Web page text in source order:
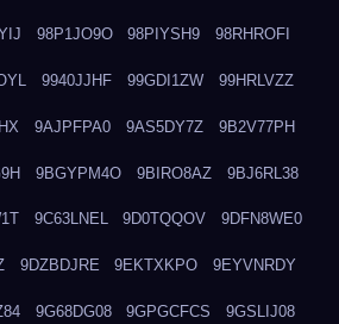
98P1JO9O 98PIYSH9 98RHROFI
9940JJHF 99GDI1ZW 99HRLVZZ
9AJPFPA0 9AS5DY7Z 9B2V77PH
9BGYPM4O 9BIRO8AZ 9BJ6RL38
9C63LNEL 9D0TQQOV 9DFN8WE0
9DZBDJRE 9EKTXKPO 9EYVNRDY
9G68DG08 9GPGCFCS 9GSLIJ08